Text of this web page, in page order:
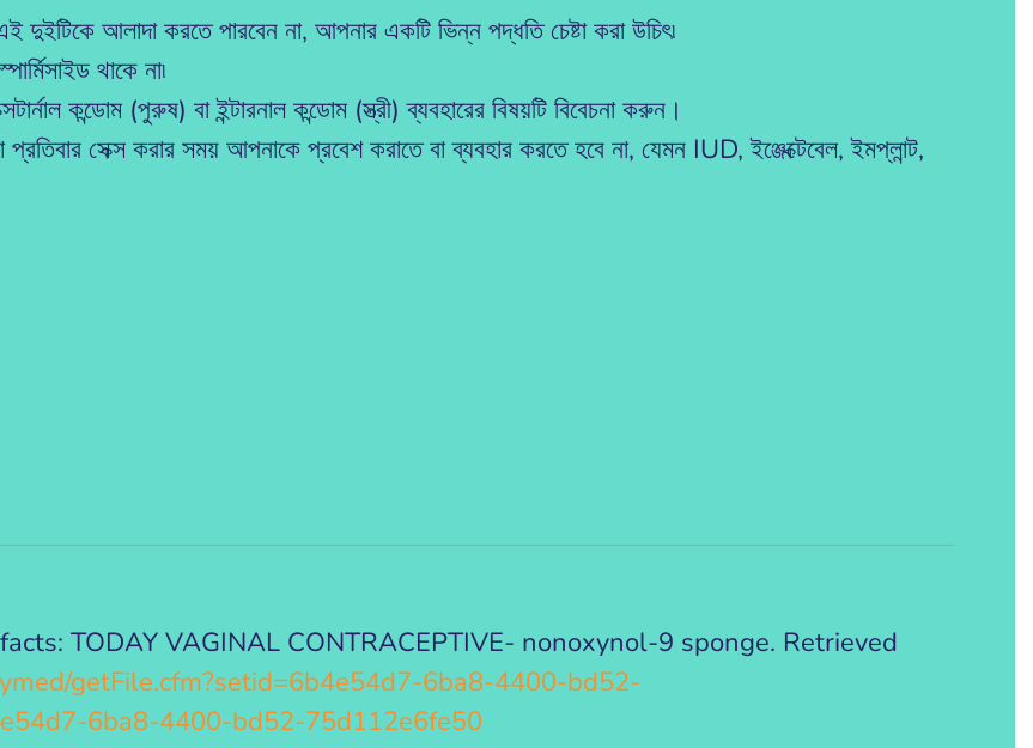
দুইটিকে আলাদা করতে পারবেন না, আপনার একটি ভিন্ন পদ্ধতি চেষ্টা করা উচিৎ৷
থাকে না৷
কন্ডোম (পুরুষ) বা ইন্টারনাল কন্ডোম (স্ত্রী) ব্যবহারের বিষয়টি বিবেচনা করুন।
সেক্স করার সময় আপনাকে প্রবেশ করাতে বা ব্যবহার করতে হবে না, যেমন IUD, ইঞ্জেক্টেবেল, ইমপ্লান্ট,
TODAY VAGINAL CONTRACEPTIVE- nonoxynol-9 sponge. Retrieved
getFile.cfm?setid=6b4e54d7-6ba8-4400-bd52-
6ba8-4400-bd52-75d112e6fe50